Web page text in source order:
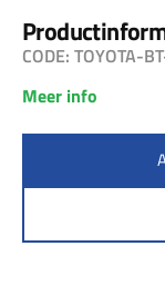
CODE: TOYOTA-
Meer info